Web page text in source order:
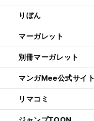
りぼん
マーガレット
別冊マーガレット
マンガMee公式サイト
リマコミ